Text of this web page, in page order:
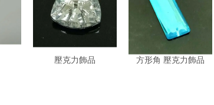
壓克力飾品 方形角 壓克力飾品